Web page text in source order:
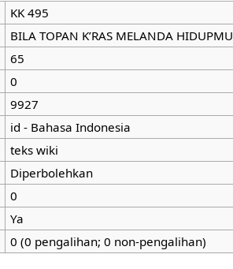
KK 495
BILA TOPAN K’RAS MELANDA HIDUPMU
65
0
9927
id - Bahasa Indonesia
teks wiki
Diperbolehkan
0
Ya
0 (0 pengalihan; 0 non-pengalihan)